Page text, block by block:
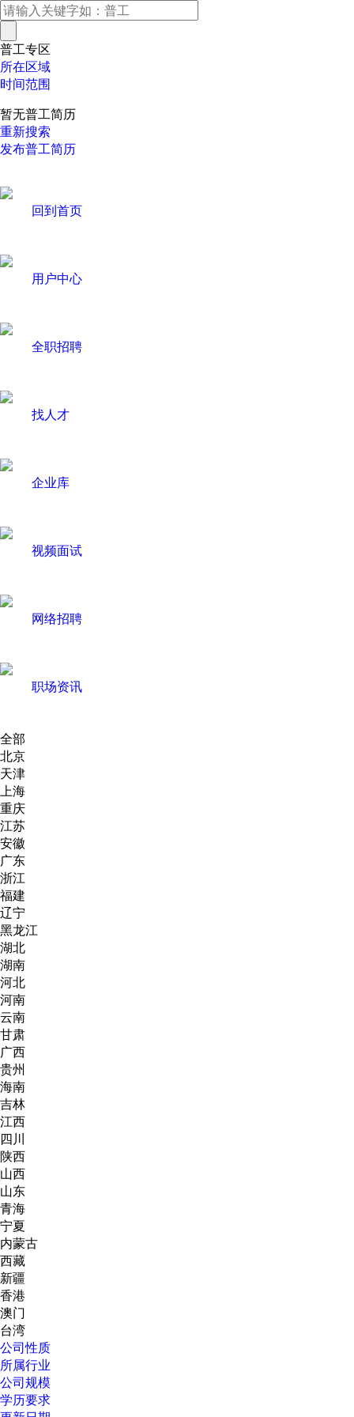
普工专区
所在区域
时间范围
暂无普工简历
重新搜索
发布普工简历
回到首页
用户中心
全职招聘
找人才
企业库
视频面试
网络招聘
职场资讯
全部
北京
天津
上海
重庆
江苏
安徽
广东
浙江
福建
辽宁
黑龙江
湖北
湖南
河北
河南
云南
甘肃
广西
贵州
海南
吉林
江西
四川
陕西
山西
山东
青海
宁夏
内蒙古
西藏
新疆
香港
澳门
台湾
公司性质
所属行业
公司规模
学历要求